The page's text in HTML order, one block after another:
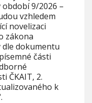
9/2026 –
vzhledem
novelizaci
zákona
dokumentu
části
ČKAIT, 2.
k